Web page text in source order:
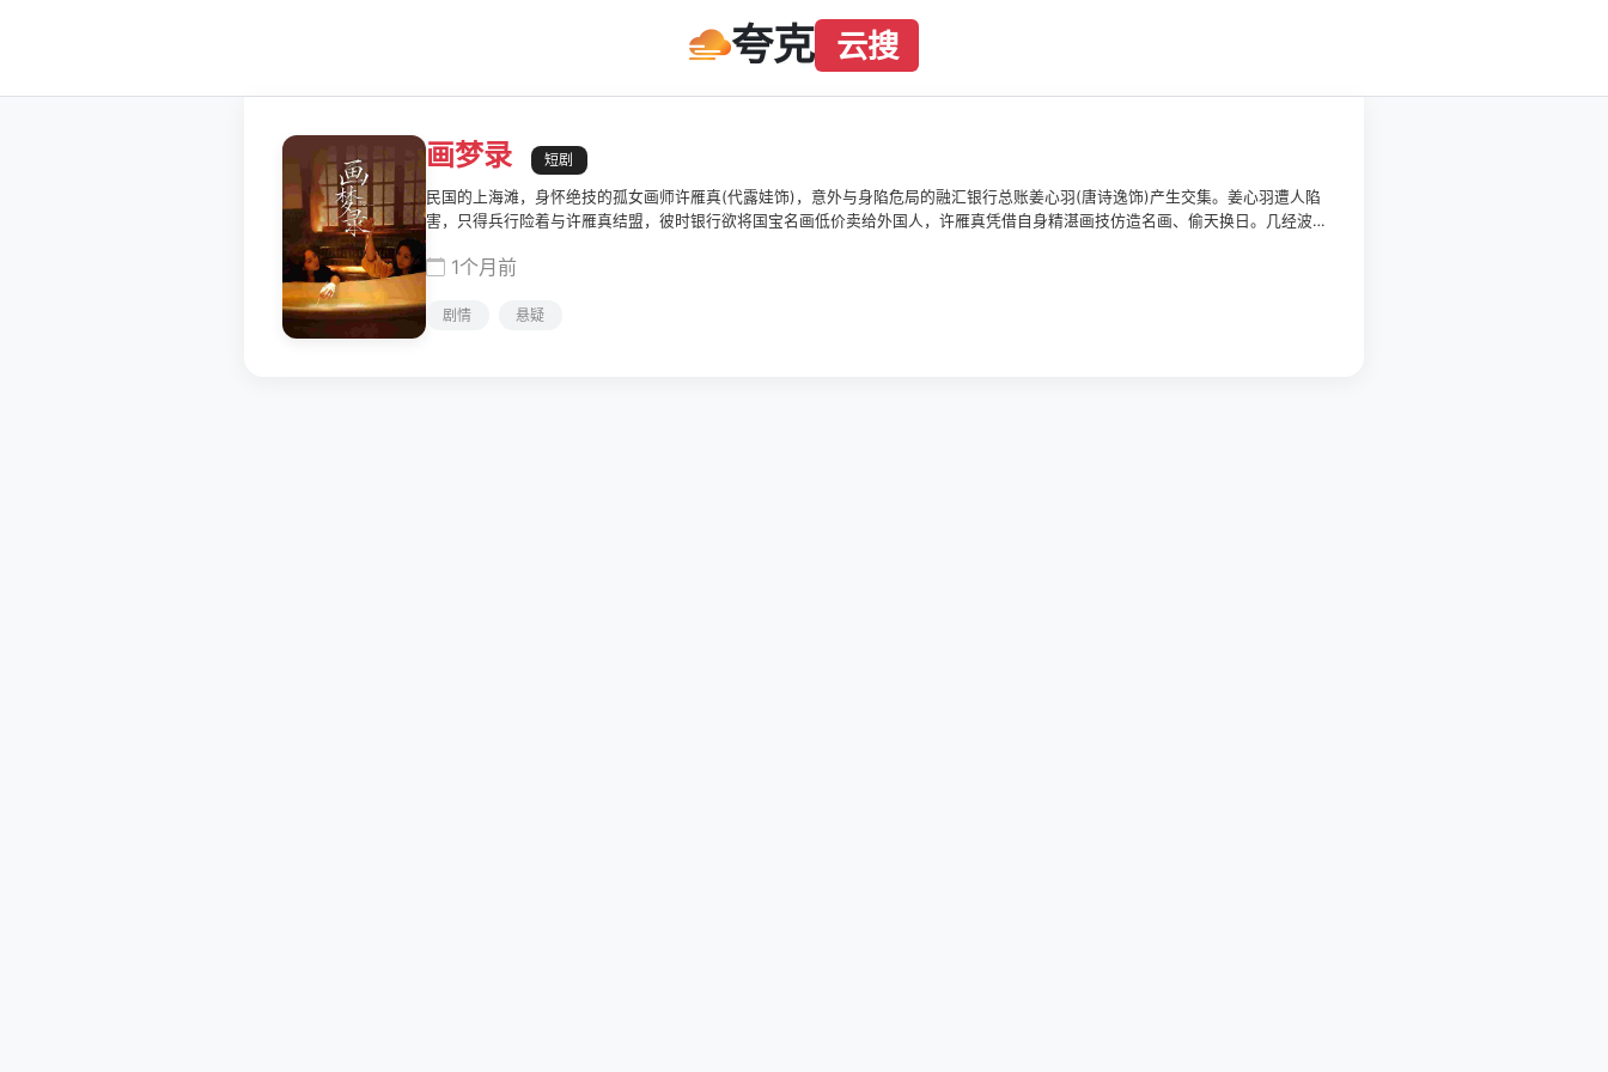
夸克 云搜
画梦录 短剧
民国的上海滩，身怀绝技的孤女画师许雁真(代露娃饰)，意外与身陷危局的融汇银行总账姜心羽(唐诗逸饰)产生交集。姜心羽遭人陷
害，只得兵行险着与许雁真结盟，彼时银行欲将国宝名画低价卖给外国人，许雁真凭借自身精湛画技仿造名画、偷天换日。几经波
1个月前
剧情 悬疑